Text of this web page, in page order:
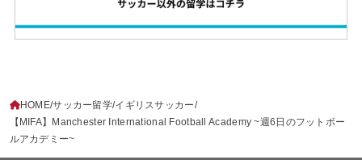
HOME サッカー留学 イギリスサッカー
【MIFA】Manchester International Football Academy ~週6日のフットボー
ルアカデミー~